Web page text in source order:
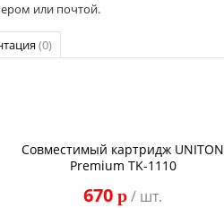
или почтой.
(0)
Совместимый картридж UNITON
Premium TK-1110
670 p/ шт.